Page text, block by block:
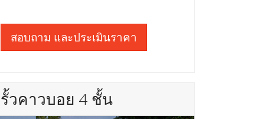
สอบถาม และประเมินราคา
รั้วคาวบอย 4 ชั้น